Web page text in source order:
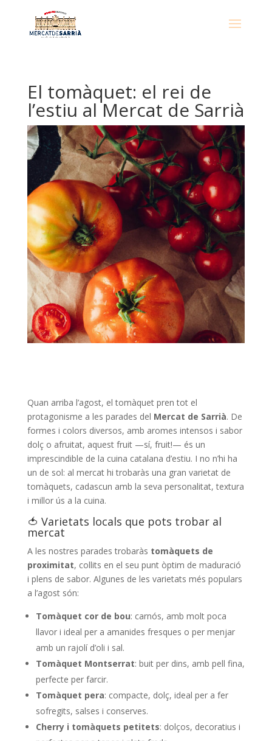
El tomàquet: el rei de
l’estiu al Mercat de Sarrià
Quan arriba l’agost, el tomàquet pren tot el
protagonisme a les parades del Mercat de Sarrià. De
formes i colors diversos, amb aromes intensos i sabor
dolç o afruitat, aquest fruit —sí, fruit!— és un
imprescindible de la cuina catalana d’estiu. I no n’hi ha
un de sol: al mercat hi trobaràs una gran varietat de
tomàquets, cadascun amb la seva personalitat, textura
i millor ús a la cuina.
​🍅 Varietats locals que pots trobar al
mercat
A les nostres parades trobaràs tomàquets de
proximitat, collits en el seu punt òptim de maduració
i plens de sabor. Algunes de les varietats més populars
a l’agost són:
Tomàquet cor de bou: carnós, amb molt poca
llavor i ideal per a amanides fresques o per menjar
amb un rajolí d’oli i sal.
Tomàquet Montserrat: buit per dins, amb pell fina,
perfecte per farcir.
Tomàquet pera: compacte, dolç, ideal per a fer
sofregits, salses i conserves.
Cherry i tomàquets petitets: dolços, decoratius i